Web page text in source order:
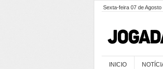
Sexta-feira 07 de Agosto
INICIO